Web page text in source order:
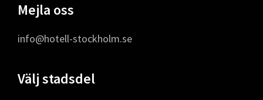
Mejla oss
info@hotell-stockholm.se
Välj stadsdel